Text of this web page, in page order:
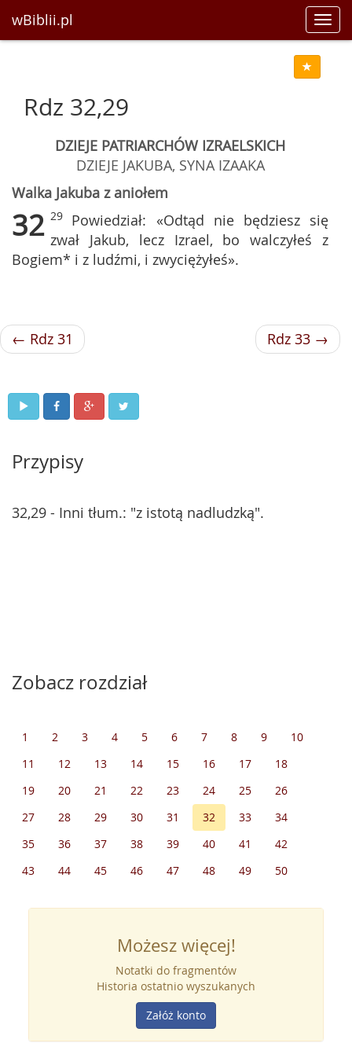
wBiblii.pl
Rdz 32,29
DZIEJE PATRIARCHÓW IZRAELSKICH
DZIEJE JAKUBA, SYNA IZAAKA
Walka Jakuba z aniołem
32 29 Powiedział: «Odtąd nie będziesz się
zwał Jakub, lecz Izrael, bo walczyłeś z
Bogiem* i z ludźmi, i zwyciężyłeś».
← Rdz 31 Rdz 33 →
Przypisy
32,29 - Inni tłum.: "z istotą nadludzką".
Zobacz rozdział
1 2 3 4 5 6 7 8 9
10
11
12 13 14 15 16 17
18
19
20 21 22 23 24 25
26
27
28 29 30 31 32 33
34
35
36 37 38 39 40 41
42
43
44 45 46 47 48 49 50
Możesz więcej!
Notatki do fragmentów
Historia ostatnio wyszukanych
Załóż konto